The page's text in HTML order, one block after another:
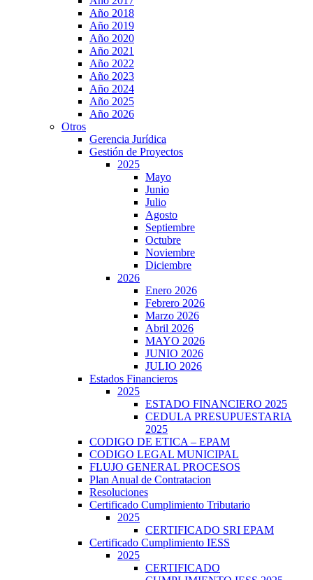
Año 2018
Año 2019
Año 2020
Año 2021
Año 2022
Año 2023
Año 2024
Año 2025
Año 2026
Otros
Gerencia Jurídica
Gestión de Proyectos
2025
Mayo
Junio
Julio
Agosto
Septiembre
Octubre
Noviembre
Diciembre
2026
Enero 2026
Febrero 2026
Marzo 2026
Abril 2026
MAYO 2026
JUNIO 2026
JULIO 2026
Estados Financieros
2025
ESTADO FINANCIERO 2025
CEDULA PRESUPUESTARIA
2025
CODIGO DE ETICA – EPAM
CODIGO LEGAL MUNICIPAL
FLUJO GENERAL PROCESOS
Plan Anual de Contratacion
Resoluciones
Certificado Cumplimiento Tributario
2025
CERTIFICADO SRI EPAM
Certificado Cumplimiento IESS
2025
CERTIFICADO